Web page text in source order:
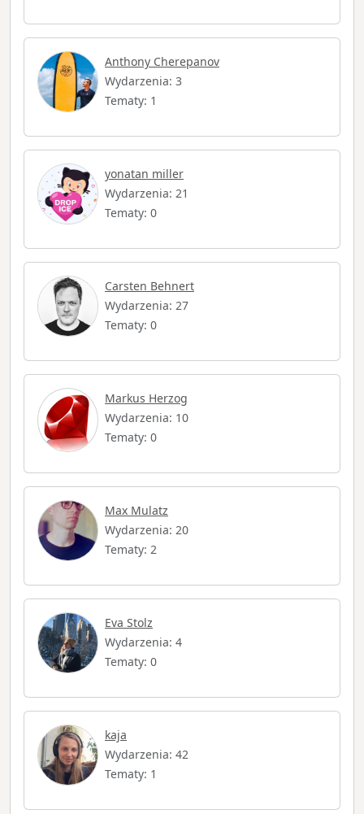
Anthony Cherepanov
Wydarzenia: 3
Tematy: 1
yonatan miller
Wydarzenia: 21
Tematy: 0
Carsten Behnert
Wydarzenia: 27
Tematy: 0
Markus Herzog
Wydarzenia: 10
Tematy: 0
Max Mulatz
Wydarzenia: 20
Tematy: 2
Eva Stolz
Wydarzenia: 4
Tematy: 0
kaja
Wydarzenia: 42
Tematy: 1